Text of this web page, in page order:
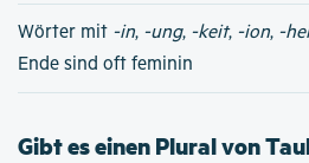
Wörter mit -in, -ung, -keit, -ion, -
Ende sind oft feminin
Gibt es einen Plural von